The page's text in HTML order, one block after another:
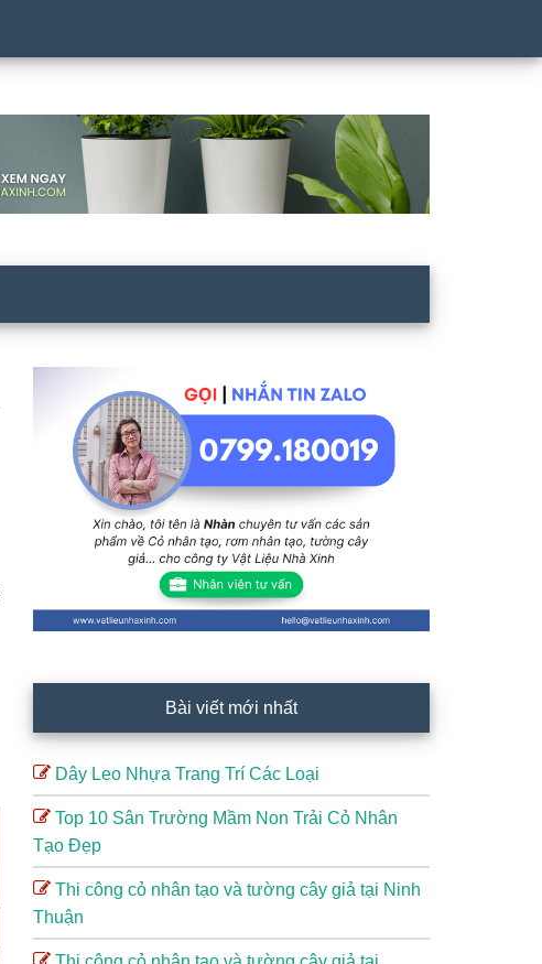
Sidebar
chính
Bài viết mới nhất
Dây Leo Nhựa Trang Trí Các Loại
Top 10 Sân Trường Mầm Non Trải Cỏ Nhân
Tạo Đẹp
Thi công cỏ nhân tạo và tường cây giả tại Ninh
Thuận